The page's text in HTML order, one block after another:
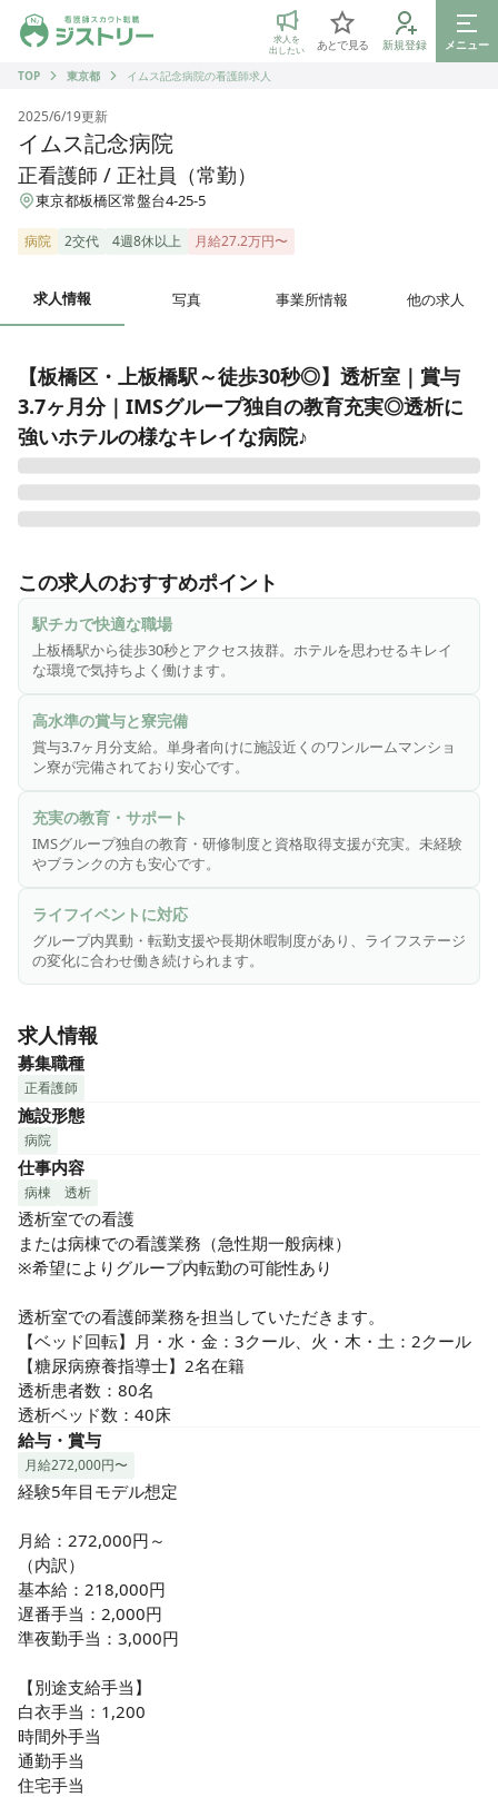
ジストリー 看護師の転職マッチング
求人を
出したい
あとで見る 新規登録
メニュー
TOP
東京都 イムス記念病院の看護師求人
2025/6/19更新
イムス記念病院
正看護師 / 正社員（常勤）
東京都板橋区常盤台4-25-5
病院 2交代 4週8休以上 月給27.2万円〜
求人情報 写真 事業所情報 他の求人
【板橋区・上板橋駅～徒歩30秒◎】透析室｜賞与
3.7ヶ月分｜IMSグループ独自の教育充実◎透析に
強いホテルの様なキレイな病院♪
科・血液内科・糖尿病内科などの診療科目を有している急性
期病院です。
「病院らしくない病院」をコンセプトにホテル並みの病室や
清潔な待合ロビーなど、とても快適でキレイな病院です！駅
チカで通いやすさや利便性のよさも抜群◎
◆IMSグループはあなたらしくいられるように応援します◆
ワークライフを大切に！生活や目標が変わっても働き続けら
れる、「あなたにピッタリが必ずある！」環境づくりを、
日々心がけています。
◆IMSグループでは安心して仕事に専念できるように福利厚
生面も充実しています◆
〈職員寮完備〉
単身者には、施設から近い場所にワンルームマンションなど
の住宅設備を完備しています。
〈グループ間異動・転勤支援制度〉
家庭の事情や結婚・ご家族の転勤などの理由で住居変更を余
専門的な技術を学びたいなど、可能な範囲で施設間異動がで
きるよう支援を行っています。施設間での転勤の場合は退職
金などがそのままスライドするため、在籍期間を一度リセッ
トすることなく継続勤務が可能です。
〈長期休暇制度〉
一人ひとりのやりたいことを実践する機会を支援する制度で
す。勤続3年以上の常勤職員を対象に事前に申請していただき
許可された場合、IMSグループに所属したまま知的興味を満
たす環境と時間確保が可能となります。海外での語学研修・
自分探しの旅などにも挑戦できます。
〈精神的サポートシステム「ほっとライン」〉
新卒入職者（有資格者）に対し、入職3ヶ月目～6ヶ月目に臨
床心理士によるカウンセリングを全員に行っています。すべ
てのスタッフが精神的に安心して働けるようサポートしてい
ます。
この求人のおすすめポイント
駅チカで快適な職場
上板橋駅から徒歩30秒とアクセス抜群。ホテルを思わせるキレイ
な環境で気持ちよく働けます。
高水準の賞与と寮完備
賞与3.7ヶ月分支給。単身者向けに施設近くのワンルームマンショ
ン寮が完備されており安心です。
充実の教育・サポート
IMSグループ独自の教育・研修制度と資格取得支援が充実。未経験
やブランクの方も安心です。
ライフイベントに対応
グループ内異動・転勤支援や長期休暇制度があり、ライフステージ
の変化に合わせ働き続けられます。
求人情報
募集職種
正看護師
施設形態
病院
仕事内容
病棟 透析
透析室での看護
または病棟での看護業務（急性期一般病棟）
※希望によりグループ内転勤の可能性あり
透析室での看護師業務を担当していただきます。
【ベッド回転】月・水・金：3クール、火・木・土：2クール
【糖尿病療養指導士】2名在籍
透析患者数：80名
透析ベッド数：40床
給与・賞与
月給272,000円〜
経験5年目モデル想定
月給：272,000円～
（内訳）
基本給：218,000円
遅番手当：2,000円
準夜勤手当：3,000円
【別途支給手当】
白衣手当：1,200
時間外手当
通勤手当
住宅手当